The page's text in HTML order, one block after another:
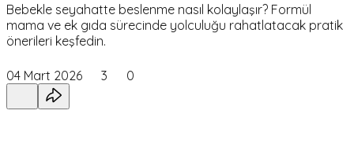
Bebekle seyahatte beslenme nasıl kolaylaşır? Formül
mama ve ek gıda sürecinde yolculuğu rahatlatacak pratik
önerileri keşfedin.
04 Mart 2026 3 0